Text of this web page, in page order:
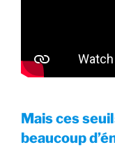
Mais ces
beaucoup